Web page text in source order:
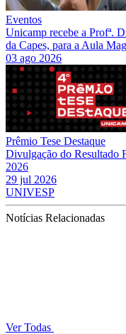
Eventos
Unicamp recebe a Profª.
da Capes, para a Aula
03 ago 2026
Prêmio Tese Destaque
Divulgação do Resultado
2026
29 jul 2026
UNIVESP
Notícias Relacionadas
Ver Todas